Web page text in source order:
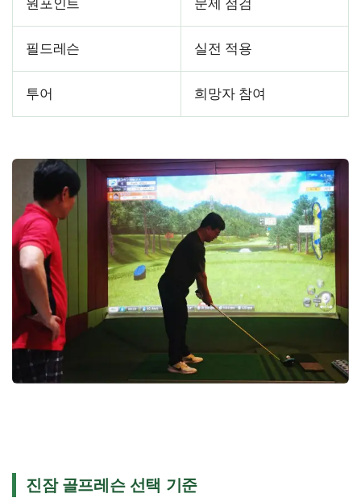
원포인트 문제 점검
필드레슨 실전 적용
투어 희망자 참여
진잠 골프레슨 선택 기준